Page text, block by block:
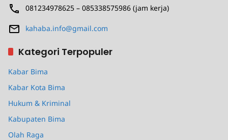
081234978625 – 085338575986 (jam kerja)
kahaba.info@gmail.com
Kategori Terpopuler
Kabar Bima
Kabar Kota Bima
Hukum & Kriminal
Kabupaten Bima
Olah Raga